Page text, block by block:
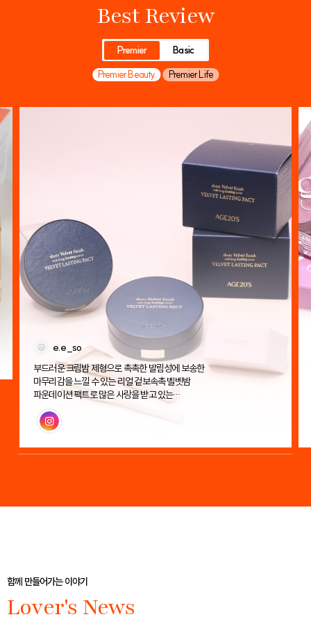
Best Review
Premier
Basic
Premier Beauty
Premier Life
e.e_so
부드러운 크림밤 제형으로 촉촉한 발림성에 보송한
마무리감을 느낄 수 있는 리얼 겉보속촉 벨벳밤
파운데이션 팩트로 많은 사랑을 받고 있는
에이지투웨니스 벨벳 래스팅 팩트!
인스타그램
함께 만들어가는 이야기
Lover's News